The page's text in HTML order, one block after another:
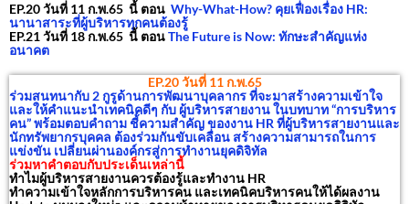
EP.20 วันที่ 11 ก.พ.65 นี้ ตอน Why-What-How? คุยเฟื่องเรื่อง HR:
นานาสาระที่ผู้บริหารทุกคนต้องรู้
EP.21 วันที่ 18 ก.พ.65 นี้ ตอนThe Future is Now: ทักษะสำคัญแห่ง
อนาคต
EP.20 วันที่ 11 ก.พ.65
ร่วมสนทนากับ 2 กูรูด้านการพัฒนาบุคลากรที่จะมาสร้างความเข้าใจ
และให้คำแนะนำเทคนิคดีๆ กับ ผู้บริหารสายงานในบทบาท “การบริหาร
คน” พร้อมตอบคำถาม ชี้ความสำคัญ ของงาน HR ที่ผู้บริหารสายงานและ
นักทรัพยากรบุคคล ต้องร่วมกันขับเคลื่อน สร้างความสามารถในการ
แข่งขัน เปลี่ยนผ่านองค์กรสู่การทำงานยุคดิจิทัล
ร่วมหาคำตอบกับประเด็นเหล่านี้
ทำไมผู้บริหารสายงานควรต้องรู้และทำงาน HR
ทำความเข้าใจหลักการบริหารคน และเทคนิคบริหารคนให้ได้ผลงาน